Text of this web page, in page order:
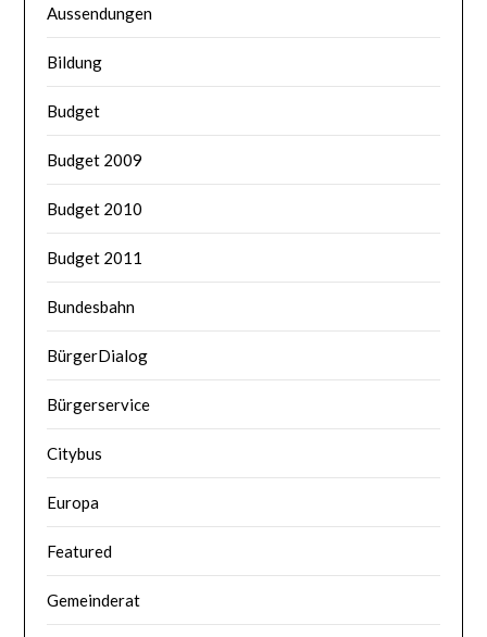
Aussendungen
Bildung
Budget
Budget 2009
Budget 2010
Budget 2011
Bundesbahn
BürgerDialog
Bürgerservice
Citybus
Europa
Featured
Gemeinderat